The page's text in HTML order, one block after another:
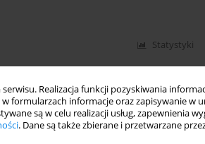
Realizacja funkcji pozyskiwania
formularzach informacje oraz zapisywanie w
są w celu realizacji usług, zapewnienia
. Dane są także zbierane i przetwarzane
Statystyki